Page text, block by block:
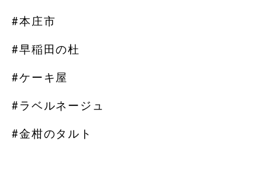
#本庄市
#早稲田の杜
#ケーキ屋
#ラベルネージュ
#金柑のタルト